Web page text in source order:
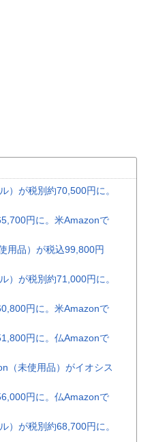
）が税別約70,500円に。
円に。米Amazonで
用品）が税込99,800円
）が税別約71,000円に。
円に。米Amazonで
円に。仏Amazonで
（未使用品）がイオシス
円に。仏Amazonで
）が税別約68,700円に。